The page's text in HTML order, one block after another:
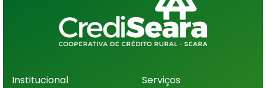
Institucional
Serviços